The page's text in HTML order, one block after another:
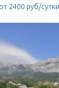
от 2400 руб/